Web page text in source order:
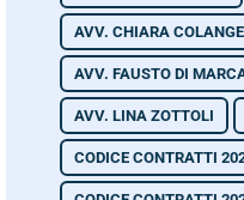
AVV. CHIARA
AVV. FAUSTO DI
AVV. LINA ZOTTOLI
CODICE CONTRATTI